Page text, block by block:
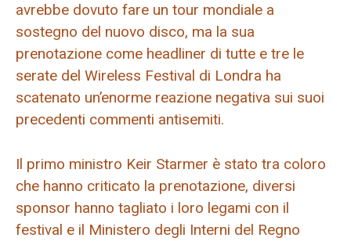
avrebbe dovuto fare un tour mondiale a
sostegno del nuovo disco, ma la sua
prenotazione come headliner di tutte e tre le
serate del Wireless Festival di Londra ha
scatenato un’enorme reazione negativa sui suoi
precedenti commenti antisemiti.
Il primo ministro Keir Starmer è stato tra coloro
che hanno criticato la prenotazione, diversi
sponsor hanno tagliato i loro legami con il
festival e il Ministero degli Interni del Regno